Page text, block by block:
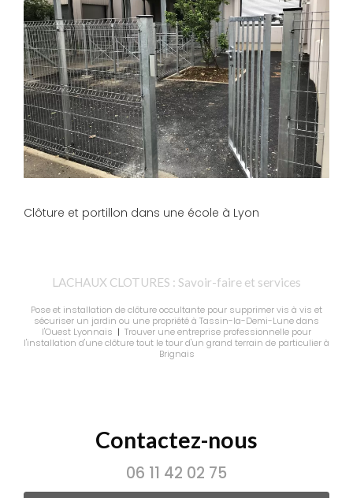
Clôture et portillon dans une école à Lyon
LACHAUX CLOTURES : Savoir-faire et services
Pose et installation de clôture occultante pour supprimer vis à vis et
sécuriser un jardin ou une propriété à Tassin-la-Demi-Lune dans
l'Ouest Lyonnais | Trouver une entreprise professionnelle pour
l'installation d'une clôture tout le tour d'un grand terrain de particulier à
Brignais
Contactez-nous
06 11 42 02 75